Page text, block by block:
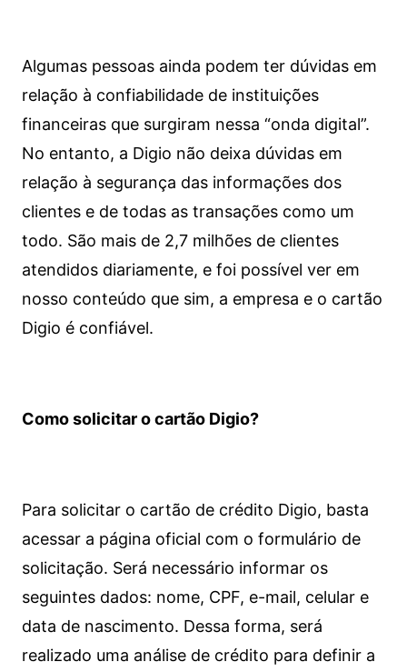
Algumas pessoas ainda podem ter dúvidas em
relação à confiabilidade de instituições
financeiras que surgiram nessa “onda digital”.
No entanto, a Digio não deixa dúvidas em
relação à segurança das informações dos
clientes e de todas as transações como um
todo. São mais de 2,7 milhões de clientes
atendidos diariamente, e foi possível ver em
nosso conteúdo que sim, a empresa e o cartão
Digio é confiável.
Como solicitar o cartão Digio?
Para solicitar o cartão de crédito Digio, basta
acessar a página oficial com o formulário de
solicitação. Será necessário informar os
seguintes dados: nome, CPF, e-mail, celular e
data de nascimento. Dessa forma, será
realizado uma análise de crédito para definir a